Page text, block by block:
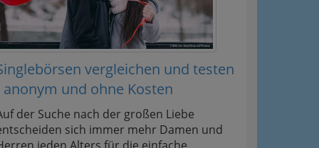
vergleichen und testen
anonym und ohne Kosten
der Suche nach der großen Liebe
sich immer mehr Damen und